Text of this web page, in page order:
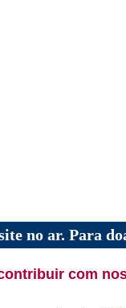
no ar. Para
com